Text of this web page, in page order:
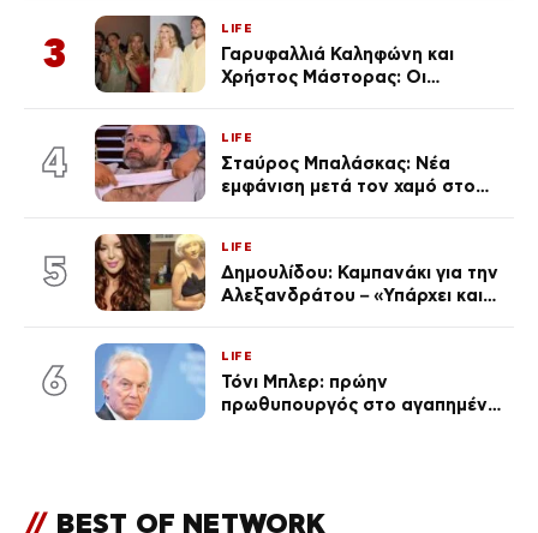
3
LIFE
Γαρυφαλλιά Καληφώνη και
Χρήστος Μάστορας: Οι
απαρατήρητη
4
LIFE
Σταύρος Μπαλάσκας: Νέα
εμφάνιση μετά τον χαμό στο
5
LIFE
Δημουλίδου: Καμπανάκι για την
Αλεξανδράτου – «Υπάρχει και
6
LIFE
Τόνι Μπλερ: πρώην
πρωθυπουργός στο αγαπημένο
// BEST OF NETWORK